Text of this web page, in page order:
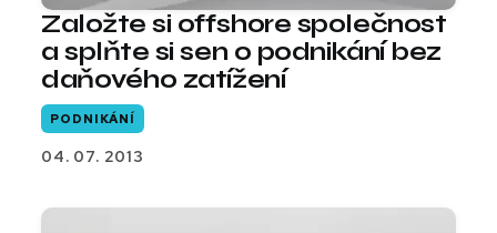
Založte si offshore společnost
a splňte si sen o podnikání bez
daňového zatížení
PODNIKÁNÍ
04. 07. 2013